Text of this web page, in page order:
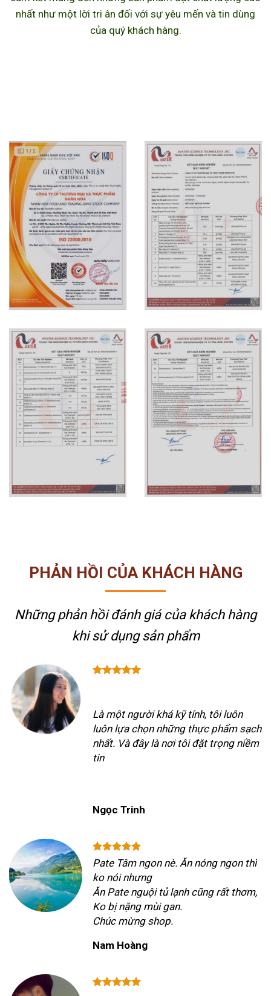
nhất như một lời tri ân đối với sự yêu mến và tin dùng
của quý khách hàng.
PHẢN HỒI CỦA KHÁCH HÀNG
Những phản hồi đánh giá của khách hàng
khi sử dụng sản phẩm
Là một người khá kỹ tính, tôi luôn
luôn lựa chọn những thực phẩm sạch
nhất. Và đây là nơi tôi đặt trọng niềm
tin
Ngọc Trinh
Pate Tâm ngon nè. Ăn nóng ngon thì
ko nói nhưng
Ăn Pate nguội tủ lạnh cũng rất thơm,
Ko bị nặng mùi gan.
Chúc mừng shop.
Nam Hoàng